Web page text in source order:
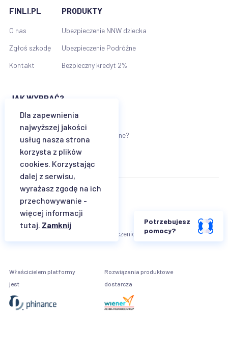
FINLI.PL
O nas
Zgłoś szkodę
Kontakt
PRODUKTY
Ubezpieczenie NNW dziecka
Ubezpieczenie Podróżne
Bezpieczny kredyt 2%
JAK WYBRAĆ?
Jak wybrać ubezpieczenie dziecka?
Jak wybrać ubezpieczenie turystyczne?
Regulamin
Klauzula informacyjna Wiener TU SA
Karta informacyjna agenta ubezpieczeniowego
Właścicielem platformy
jest
Rozwiązania produktowe
dostarcza
Potrzebujesz
pomocy?
Dla zapewnienia
najwyższej jakości
usług nasza strona
korzysta z plików
cookies. Korzystając
dalej z serwisu,
wyrażasz zgodę na ich
przechowywanie -
więcej informacji
tutaj. Zamknij